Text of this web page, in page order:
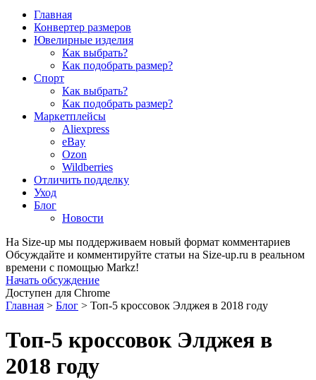
Главная
Конвертер размеров
Ювелирные изделия
Как выбрать?
Как подобрать размер?
Спорт
Как выбрать?
Как подобрать размер?
Маркетплейсы
Aliexpress
eBay
Ozon
Wildberries
Отличить подделку
Уход
Блог
Новости
На Size-up мы поддерживаем новый формат комментариев
Обсуждайте и комментируйте статьи на Size-up.ru в реальном
времени с помощью Markz!
Начать обсуждение
Доступен для Chrome
Главная > Блог > Топ-5 кроссовок Элджея в 2018 году
Топ-5 кроссовок Элджея в
2018 году